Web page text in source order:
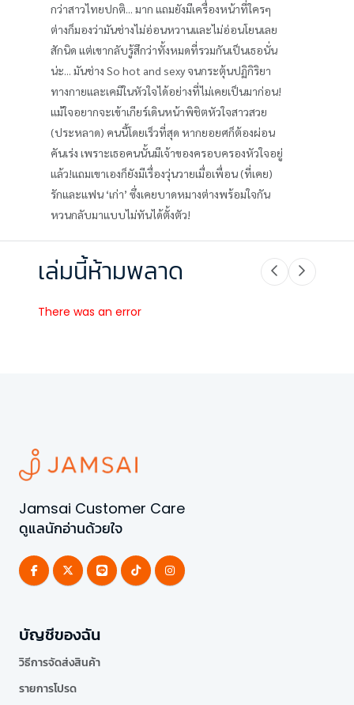
กว่าสาวไทยปกติ... มาก แถมยังมีเครื่องหน้าที่ใครๆ
ต่างก็มองว่ามันช่างไม่อ่อนหวานและไม่อ่อนโยนเลย
สักนิด แต่เขากลับรู้สึกว่าทั้งหมดที่รวมกันเป็นเธอนั่น
น่ะ... มันช่าง So hot and sexy จนกระตุ้นปฏิกิริยา
ทางกายและเคมีในหัวใจได้อย่างที่ไม่เคยเป็นมาก่อน!
แม้ใจอยากจะเข้าเกียร์เดินหน้าพิชิตหัวใจสาวสวย
(ประหลาด) คนนี้โดยเร็วที่สุด หากยอยศก็ต้องผ่อน
คันเร่ง เพราะเธอคนนั้นมีเจ้าของครอบครองหัวใจอยู่
แล้ว!แถมเขาเองก็ยังมีเรื่องวุ่นวายเมื่อเพื่อน (ที่เคย)
รักและแฟน ‘เก่า’ ซึ่งเคยบาดหมางต่างพร้อมใจกัน
หวนกลับมาแบบไม่ทันได้ตั้งตัว!
เล่มนี้ห้ามพลาด
There was an error
Jamsai Customer Care
ดูแลนักอ่านด้วยใจ
บัญชีของฉัน
วิธีการจัดส่งสินค้า
รายการโปรด